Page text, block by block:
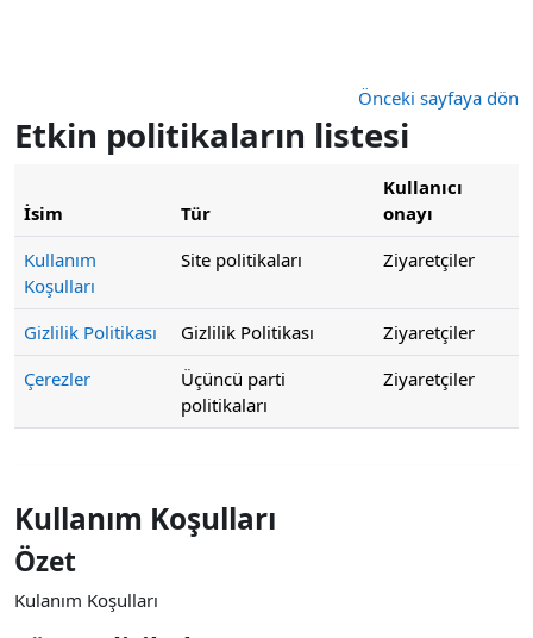
Önceki sayfaya dön
Etkin politikaların listesi
İsim Tür
Kullanıcı
onayı
Kullanım
Koşulları
Site politikaları Ziyaretçiler
Gizlilik Politikası Gizlilik Politikası
Ziyaretçiler
Çerezler
Üçüncü parti
politikaları
Ziyaretçiler
Kullanım Koşulları
Özet
Kulanım Koşulları